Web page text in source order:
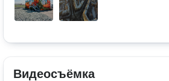
Видеосъёмка